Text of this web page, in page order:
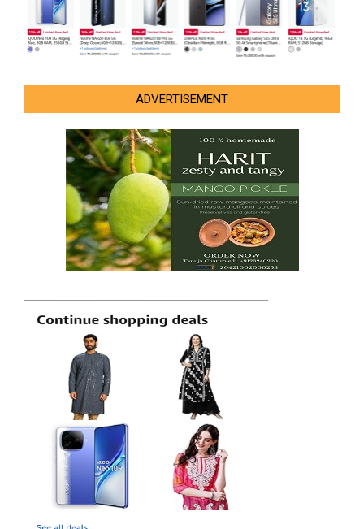
ADVERTISEMENT